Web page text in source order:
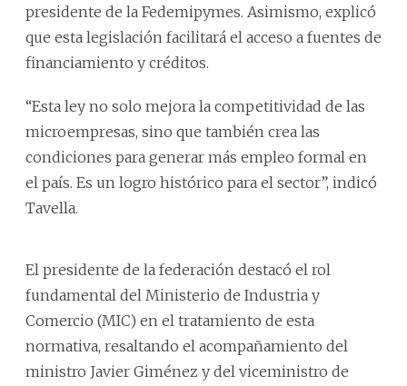
presidente de la Fedemipymes. Asimismo, explicó
que esta legislación facilitará el acceso a fuentes de
financiamiento y créditos.
“Esta ley no solo mejora la competitividad de las
microempresas, sino que también crea las
condiciones para generar más empleo formal en
el país. Es un logro histórico para el sector”, indicó
Tavella.
El presidente de la federación destacó el rol
fundamental del Ministerio de Industria y
Comercio (MIC) en el tratamiento de esta
normativa, resaltando el acompañamiento del
ministro Javier Giménez y del viceministro de